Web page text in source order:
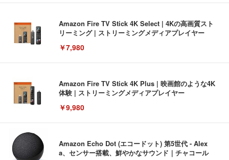
Amazon Fire TV Stick 4K Select | 4Kの高画質スト
リーミング | ストリーミングメディアプレイヤー
￥7,980
Amazon Fire TV Stick 4K Plus | 映画館のような4K
体験 | ストリーミングメディアプレイヤー
￥9,980
Amazon Echo Dot (エコードット) 第5世代 - Alex
a、センサー搭載、鮮やかなサウンド｜チャコール